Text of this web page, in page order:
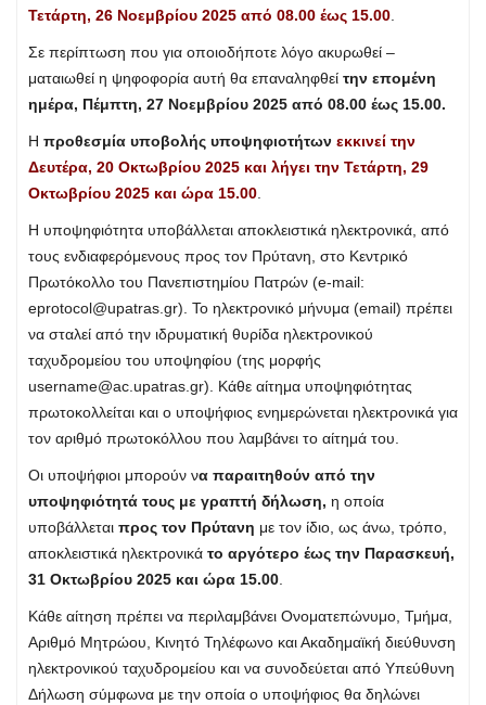
Τετάρτη, 26 Νοεμβρίου 2025 από 08.00 έως 15.00
Σε περίπτωση που για οποιοδήποτε λόγο ακυρωθεί –
ματαιωθεί η ψηφοφορία αυτή θα επαναληφθεί την επομένη
ημέρα, Πέμπτη, 27 Νοεμβρίου 2025 από 08.00 έως 15.00.
Η προθεσμία υποβολής υποψηφιοτήτων εκκινεί την
Δευτέρα, 20 Οκτωβρίου 2025 και λήγει την Τετάρτη, 29
Οκτωβρίου 2025 και ώρα 15.00
Η υποψηφιότητα υποβάλλεται αποκλειστικά ηλεκτρονικά, από
τους ενδιαφερόμενους προς τον Πρύτανη, στο Κεντρικό
Πρωτόκολλο του Πανεπιστημίου Πατρών (e-mail:
eprotocol@upatras.gr). Το ηλεκτρονικό μήνυμα (email) πρέπει
να σταλεί από την ιδρυματική θυρίδα ηλεκτρονικού
ταχυδρομείου του υποψηφίου (της μορφής
username@ac.upatras.gr). Κάθε αίτημα υποψηφιότητας
πρωτοκολλείται και ο υποψήφιος ενημερώνεται ηλεκτρονικά για
τον αριθμό πρωτοκόλλου που λαμβάνει το αίτημά του.
Οι υποψήφιοι μπορούν να παραιτηθούν από την
υποψηφιότητά τους με γραπτή δήλωση, η οποία
υποβάλλεται προς τον Πρύτανη με τον ίδιο, ως άνω, τρόπο,
αποκλειστικά ηλεκτρονικά το αργότερο έως την Παρασκευή,
31 Οκτωβρίου 2025 και ώρα 15.00
Κάθε αίτηση πρέπει να περιλαμβάνει Ονοματεπώνυμο, Τμήμα,
Αριθμό Μητρώου, Κινητό Τηλέφωνο και Ακαδημαϊκή διεύθυνση
ηλεκτρονικού ταχυδρομείου και να συνοδεύεται από Υπεύθυνη
Δήλωση σύμφωνα με την οποία ο υποψήφιος θα δηλώνει